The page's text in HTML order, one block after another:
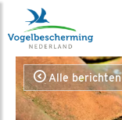
Alle berichten